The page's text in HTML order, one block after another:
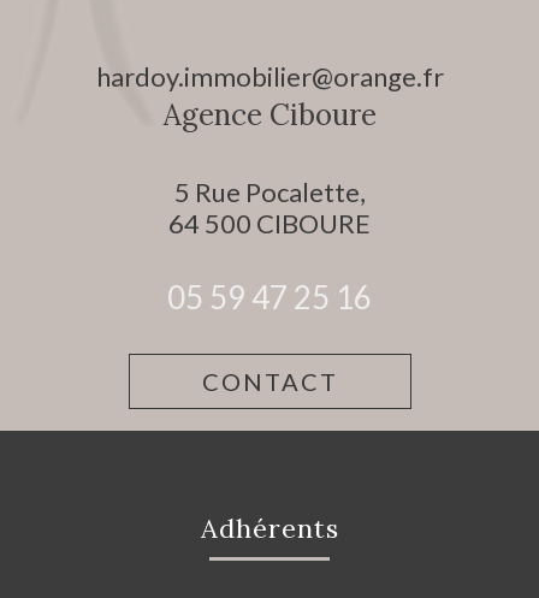
Agence Ciboure
5 Rue Pocalette,
64 500 CIBOURE
05 59 47 25 16
hardoy.immobilier@orange.fr
CONTACT
Adhérents